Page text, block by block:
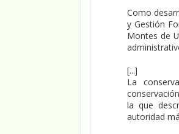
Como
y Gestión
Montes de
[...]
La
la que
autoridad